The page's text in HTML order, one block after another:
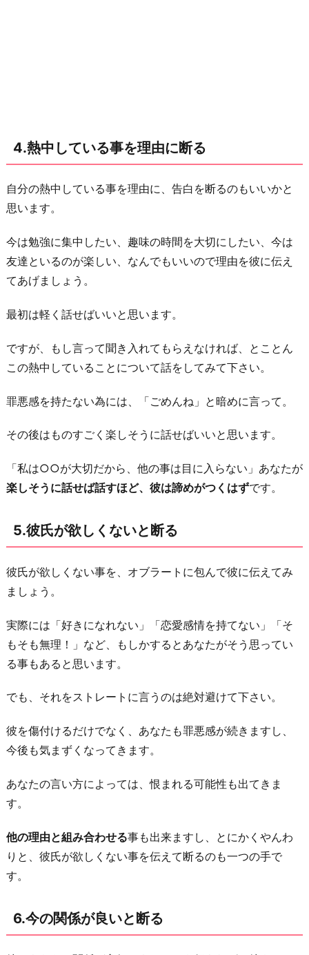
4.熱中している事を理由に断る
自分の熱中している事を理由に、告白を断るのもいいかと
思います。
今は勉強に集中したい、趣味の時間を大切にしたい、今は
友達といるのが楽しい、なんでもいいので理由を彼に伝え
てあげましょう。
最初は軽く話せばいいと思います。
ですが、もし言って聞き入れてもらえなければ、とことん
この熱中していることについて話をしてみて下さい。
罪悪感を持たない為には、「ごめんね」と暗めに言って。
その後はものすごく楽しそうに話せばいいと思います。
「私は○○が大切だから、他の事は目に入らない」あなたが
楽しそうに話せば話すほど、彼は諦めがつくはずです。
5.彼氏が欲しくないと断る
彼氏が欲しくない事を、オブラートに包んで彼に伝えてみ
ましょう。
実際には「好きになれない」「恋愛感情を持てない」「そ
もそも無理！」など、もしかするとあなたがそう思ってい
る事もあると思います。
でも、それをストレートに言うのは絶対避けて下さい。
彼を傷付けるだけでなく、あなたも罪悪感が続きますし、
今後も気まずくなってきます。
あなたの言い方によっては、恨まれる可能性も出てきま
す。
他の理由と組み合わせる事も出来ますし、とにかくやんわ
りと、彼氏が欲しくない事を伝えて断るのも一つの手で
す。
6.今の関係が良いと断る